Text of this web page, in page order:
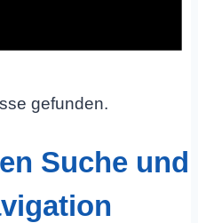
gefunden.
Suche und